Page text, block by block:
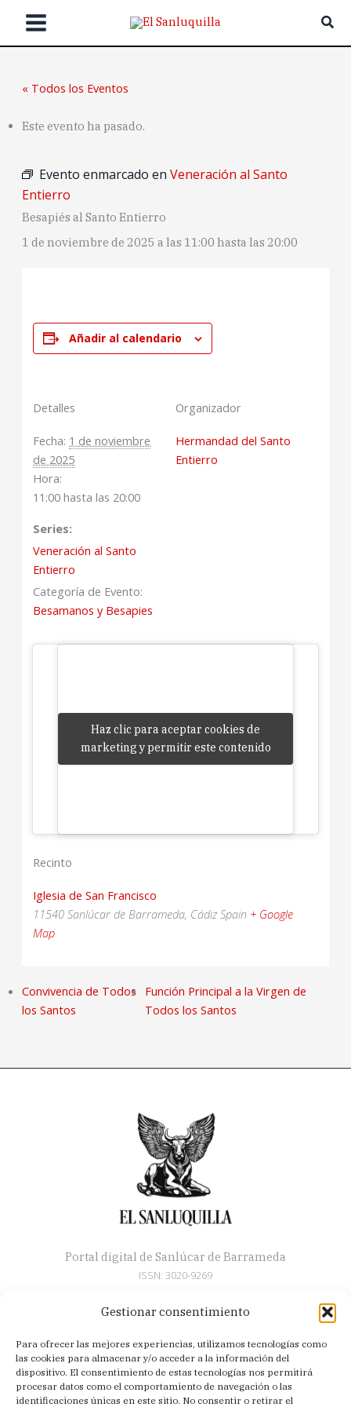
Gestionar consentimiento
Para ofrecer las mejores experiencias, utilizamos tecnologías como
las cookies para almacenar y/o acceder a la información del
dispositivo. El consentimiento de estas tecnologías nos permitirá
procesar datos como el comportamiento de navegación o las
identificaciones únicas en este sitio. No consentir o retirar el
contenido
« Todos los Eventos
Este evento ha pasado.
Evento enmarcado en Veneración al Santo
Entierro
Besapiés al Santo Entierro
1 de noviembre de 2025 a las 11:00 hasta las 20:00
Añadir al calendario
Detalles
Fecha: 1 de noviembre
de 2025
Hora:
11:00 hasta las 20:00
Series:
Veneración al Santo
Entierro
Categoría de Evento:
Besamanos y Besapies
Organizador
Hermandad del Santo
Entierro
Recinto
Iglesia de San Francisco
11540 Sanlúcar de Barrameda, Cádiz Spain + Google
Map
Haz clic para aceptar cookies de
marketing y permitir este contenido
Haz clic para aceptar cookies de
marketing y permitir este contenido
Convivencia de Todos
los Santos
Función Principal a la Virgen de
Todos los Santos
Portal digital de Sanlúcar de Barrameda
ISSN: 3020-9269
Artículos
Semana Santa
Nosotros